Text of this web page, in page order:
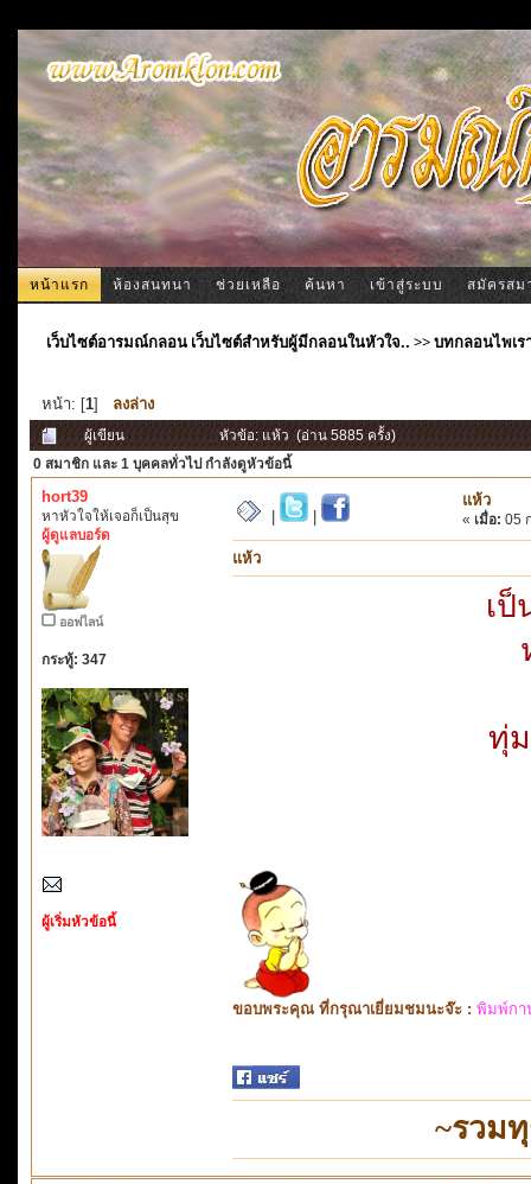
หน้าแรก ห้องสนทนา ช่วยเหลือ ค้นหา เข้าสู่ระบบ สมัครสม
เว็บไซต์อารมณ์กลอน เว็บไซต์สำหรับผู้มีกลอนในหัวใจ.. >>บทกลอนไพเร
หน้า: [1] ลงล่าง
ผู้เขียน
หัวข้อ: แห้ว (อ่าน 5885 ครั้ง)
0 สมาชิก และ 1 บุคคลทั่วไป กำลังดูหัวข้อนี้
hort39
หาหัวใจให้เจอก็เป็นสุข
ผู้ดูแลบอร์ด
ออฟไลน์
กระทู้: 347
ผู้เริ่มหัวข้อนี้
แห้ว
« เมื่อ: 05
แห้ว
เ
ทุ่
ขอบพระคุณ ที่กรุณาเยี่ยมชมนะจ๊ะ : พิมพ์กา
~รวม